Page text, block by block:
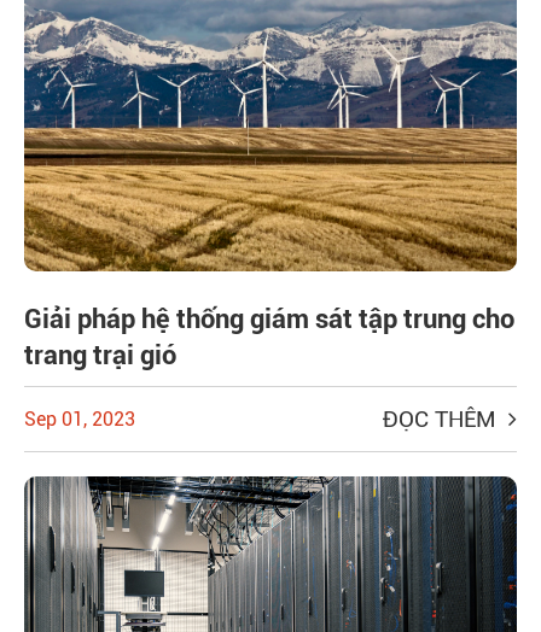
Giải pháp hệ thống giám sát tập trung cho
trang trại gió
Sep 01, 2023 ĐỌC THÊM